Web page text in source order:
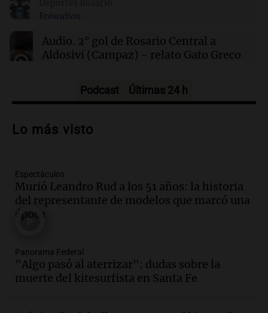
Clima en Mendoza: cómo estará el tiempo
Episodios
Audio. 2° gol de Rosario Central a
Aldosivi (Campaz) - relato Gato Greco
Audio.Nuevo desarrollo urbano y casa
en Villa María
Audio.
la Bulaya abrirá sus puertas mañana con
diversas actividades y sorpresas
Panorama Federal
edificios y proyecta una casa del
estudiante con 48 municipios
involucrados
Episodios
Podcast Últimas 24 h
Lo más visto
Espectáculos
Murió Leandro Rud a los 51 años: la historia
del representante de modelos que marcó una
época
Panorama Federal
"Algo pasó al aterrizar": dudas sobre la
muerte del kitesurfista en Santa Fe